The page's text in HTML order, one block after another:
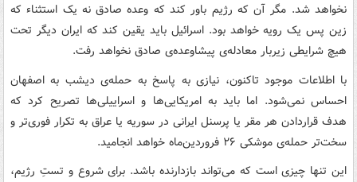
نخواهد شد. مگر آن که رژیم باور کند که وعده صادق نه یک استثناء که
زین پس یک رویه خواهد بود. اسرائیل باید یقین کند که ایران دیگر تحت
هیچ شرایطی زیربار معادله‌ی پیشاوعده‌ی صادق نخواهد رفت.
با اطلاعات موجود تاکنون، نیازی به پاسخ به حمله‌ی دیشب به اصفهان
احساس نمی‌شود. اما باید به امریکایی‌ها و اسراییلی‌ها تصریح کرد که
هدف قراردادن هر مقر یا پرسنل ایرانی در سوریه یا عراق به تکرار فوری‌تر و
سخت‌تر حمله‌ی موشکی ۲۶ فروردین‌ماه خواهد انجامید.
این تنها چیزی است که می‌تواند بازدارنده باشد. برای شروع و تستِ رژیم،